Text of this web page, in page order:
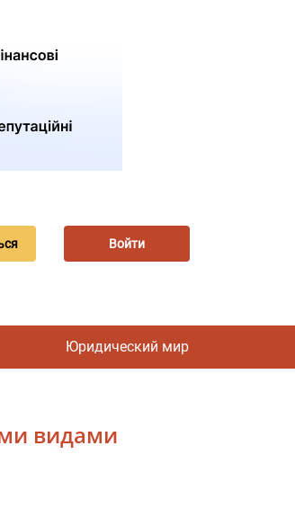
Войти
Юридический мир
видами